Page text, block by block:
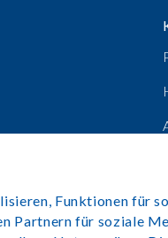
Funktionen für
Partnern für soziale